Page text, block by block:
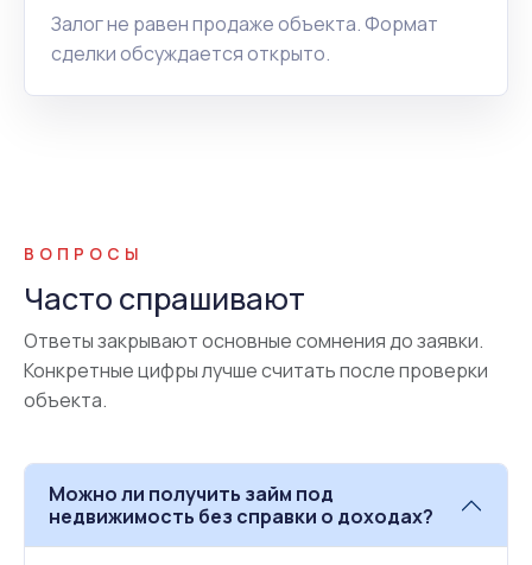
Залог не равен продаже объекта. Формат
сделки обсуждается открыто.
ВОПРОСЫ
Часто спрашивают
Ответы закрывают основные сомнения до заявки.
Конкретные цифры лучше считать после проверки
объекта.
Можно ли получить займ под
недвижимость без справки о доходах?